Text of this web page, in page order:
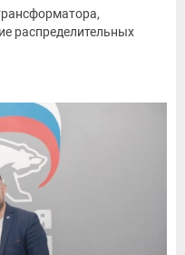
распределительных